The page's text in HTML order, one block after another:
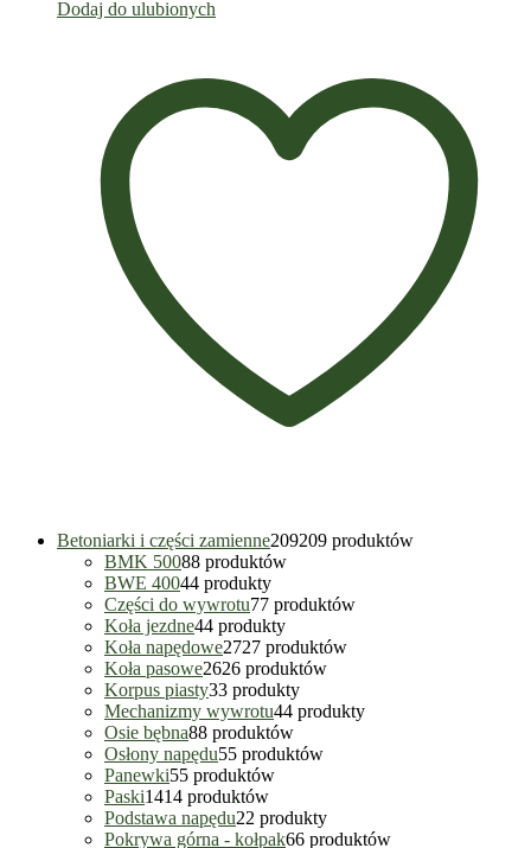
Dodaj do ulubionych
Betoniarki i części zamienne209209 produktów
BMK 50088 produktów
BWE 40044 produkty
Części do wywrotu77 produktów
Koła jezdne44 produkty
Koła napędowe2727 produktów
Koła pasowe2626 produktów
Korpus piasty33 produkty
Mechanizmy wywrotu44 produkty
Osie bębna88 produktów
Osłony napędu55 produktów
Panewki55 produktów
Paski1414 produktów
Podstawa napędu22 produkty
Pokrywa górna - kołpak66 produktów